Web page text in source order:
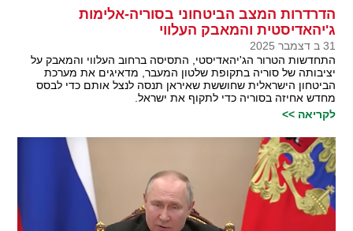
הדרדרות המצב הביטחוני בסוריה-אלימות
ג'יהאדיסטית והמאבק העלווי
31 ב דצמבר 2025
התחדשות הטרור הג'יהאדיסטי, התסיסה ברחוב העלווי והמאבק על
יציבותה של סוריה בתקופת שלטון המעבר, מדאיגים את מערכת
הביטחון הישראלית שחוששת שאיראן תנסה לנצל אותם כדי לבסס
מחדש אחיזה בסוריה כדי לתקוף את ישראל.
לקריאה >>